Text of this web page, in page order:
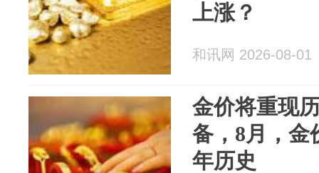
上涨？
和讯网 2026-08-01
金价将重现
备，8月，金
年历史